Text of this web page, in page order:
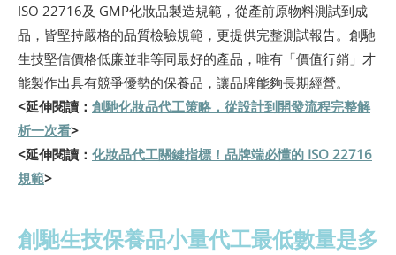
ISO 22716及 GMP化妝品製造規範，從產前原物料測試到成
品，皆堅持嚴格的品質檢驗規範，更提供完整測試報告。創馳
生技堅信價格低廉並非等同最好的產品，唯有「價值行銷」才
能製作出具有競爭優勢的保養品，讓品牌能夠長期經營。
<延伸閱讀： 創馳化妝品代工策略，從設計到開發流程完整解
析一次看>
<延伸閱讀： 化妝品代工關鍵指標！品牌端必懂的 ISO 22716
規範>
創馳生技保養品小量代工最低數量是多